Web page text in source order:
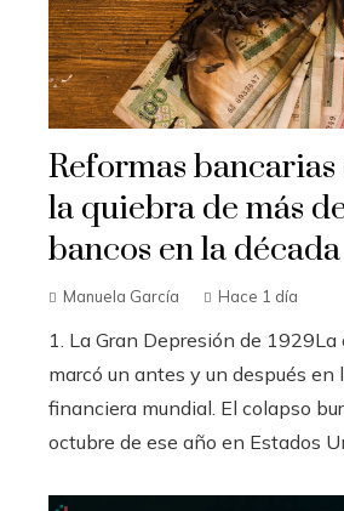
Reformas bancarias
la quiebra de más
bancos en la
Manuela García Hace 1 día
1. La Gran Depresión de
marcó un antes y un después en
financiera mundial. El colapso
octubre de ese año en Estados